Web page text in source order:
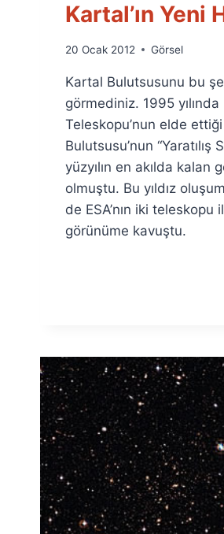
Kartal’ın Yeni
By
Fuat
Özyar
20 Ocak 2012 Görsel
Kartal Bulutsusunu bu
görmediniz. 1995
Teleskopu’nun elde
Bulutsusu’nun “Yaratılış
yüzyılın en akılda kalan
olmuştu. Bu yıldız
de ESA’nın iki teleskopu
görünüme kavuştu.